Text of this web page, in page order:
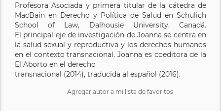
Profesora Asociada y primera titular de la cátedra de
MacBain en Derecho y Política de Salud en Schulich
School of Law, Dalhousie University, Canadá.
El principal eje de investigación de Joanna se centra en
la salud sexual y reproductiva y los derechos humanos
en el contexto transnacional. Joanna es coeditora de la
El Aborto en el derecho
transnacional (2014), traducida al español (2016).
Agregar autor a mi lista de favoritos